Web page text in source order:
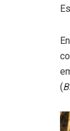
(